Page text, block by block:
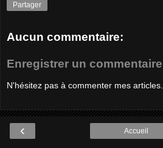
Partager
Aucun commentaire:
Enregistrer un commentaire
N'hésitez pas à commenter mes articles.
‹ Accueil